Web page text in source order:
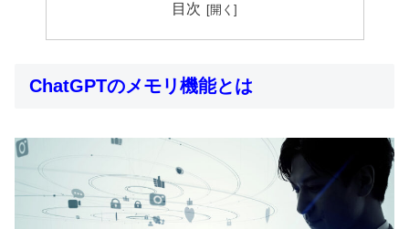
目次
ChatGPTのメモリ機能とは